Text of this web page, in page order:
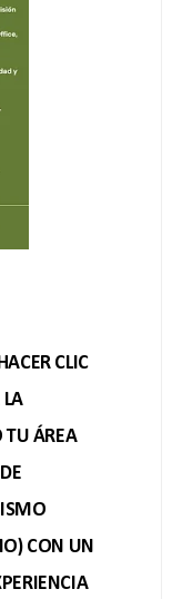
CLIC
LA
TU ÁREA
CON UN